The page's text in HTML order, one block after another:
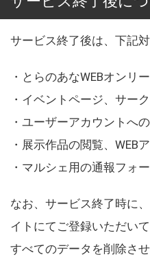
サービス終了後は、下記
・とらのあなWEBオンリ
・イベントページ、サー
・ユーザーアカウントへ
・展示作品の閲覧、WEB
・マルシェ用の通報フォ
なお、サービス終了時に
イトにてご登録いただい
すべてのデータを削除さ